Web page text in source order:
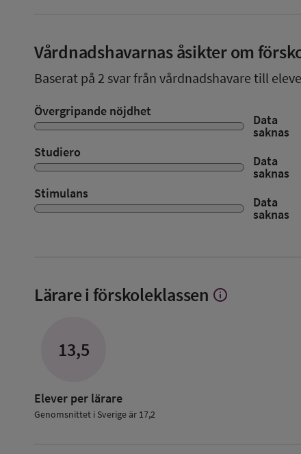
Vårdnadshavarnas åsikter om
Baserat på 2 svar från vårdnadshavare till
Övergripande nöjdhet
Data
saknas
Studiero
Data
saknas
Stimulans
Data
saknas
Lärare i förskoleklassen Visa
info
13,5
Elever per lärare
Genomsnittet i Sverige är 17,2